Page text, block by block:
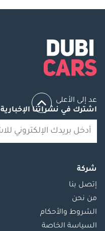
عد إلى الأعلى
اشترك في نشراتنا الإخبارية
شركة
إتصل بنا
من نحن
الشروط والأحكام
السياسة الخاصة